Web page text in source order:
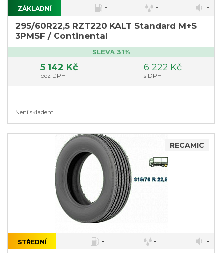
ZÁKLADNÍ - - -
295/60R22,5 RZT220 KALT Standard M+S
3PMSF / Continental
SLEVA 31%
5 142 Kč
bez DPH
6 222 Kč
s DPH
Není skladem.
RECAMIC
STŘEDNÍ - - -